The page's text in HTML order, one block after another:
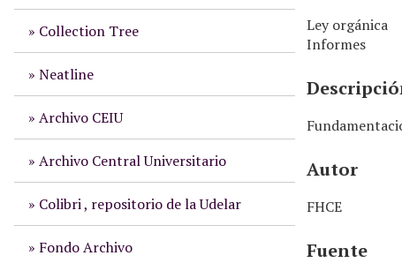
Collection Tree
Neatline
Archivo CEIU
Archivo Central Universitario
Colibri , repositorio de la Udelar
Fondo Archivo
Ley orgánica
Informes
Autor
FHCE
Fuente